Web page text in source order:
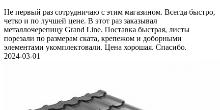
Не первый раз сотрудничаю с этим магазином. Всегда быстро,
четко и по лучшей цене. В этот раз заказывал
металлочерепицу Grand Line. Поставка быстрая, листы
порезали по размерам ската, крепежом и доборными
элементами укомплектовали. Цена хорошая. Спасибо.
2024-03-01